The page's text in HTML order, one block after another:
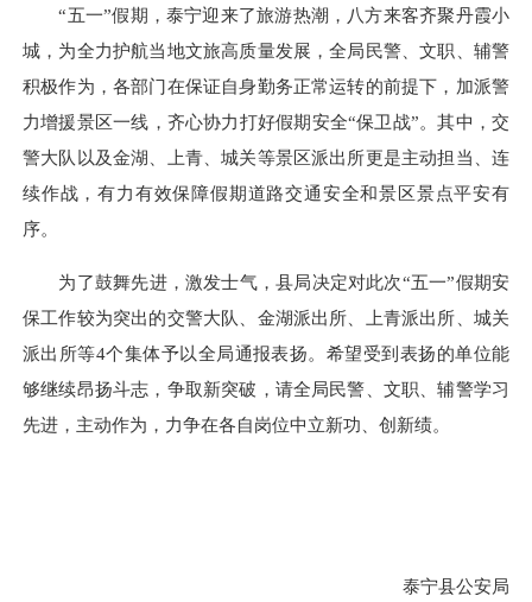
“五一”假期，泰宁迎来了旅游热潮，八方来客齐聚丹霞小
城，为全力护航当地文旅高质量发展，全局民警、文职、辅警
积极作为，各部门在保证自身勤务正常运转的前提下，加派警
力增援景区一线，齐心协力打好假期安全“保卫战”。其中，交
警大队以及金湖、上青、城关等景区派出所更是主动担当、连
续作战，有力有效保障假期道路交通安全和景区景点平安有
序。
为了鼓舞先进，激发士气，县局决定对此次“五一”假期安
保工作较为突出的交警大队、金湖派出所、上青派出所、城关
派出所等4个集体予以全局通报表扬。希望受到表扬的单位能
够继续昂扬斗志，争取新突破，请全局民警、文职、辅警学习
先进，主动作为，力争在各自岗位中立新功、创新绩。
泰宁县公安局